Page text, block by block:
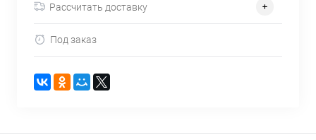
Рассчитать доставку
Под заказ